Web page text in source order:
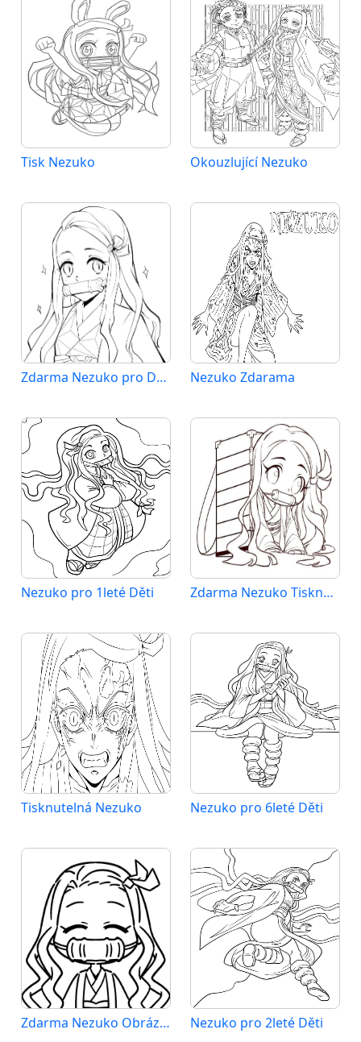
Tisk Nezuko Okouzlující Nezuko
Zdarma Nezuko pro Děti Nezuko Zdarama
Nezuko pro 1leté Děti Zdarma Nezuko Tisknutelná
Tisknutelná Nezuko Nezuko pro 6leté Děti
Zdarma Nezuko Obrázek Nezuko pro 2leté Děti